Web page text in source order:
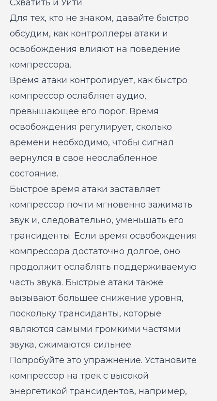
Схватить и Уйти
Для тех, кто не знаком, давайте быстро
обсудим, как контроллеры атаки и
освобождения влияют на поведение
компрессора.
Время атаки контролирует, как быстро
компрессор ослабляет аудио,
превышающее его порог. Время
освобождения регулирует, сколько
времени необходимо, чтобы сигнал
вернулся в свое неослабленное
состояние.
Быстрое время атаки заставляет
компрессор почти мгновенно зажимать
звук и, следовательно, уменьшать его
трансиденты. Если время освобождения
компрессора достаточно долгое, оно
продолжит ослаблять поддерживаемую
часть звука. Быстрые атаки также
вызывают большее снижение уровня,
поскольку трансиданты, которые
являются самыми громкими частями
звука, сжимаются сильнее.
Попробуйте это упражнение. Установите
компрессор на трек с высокой
энергетикой трансидентов, например,